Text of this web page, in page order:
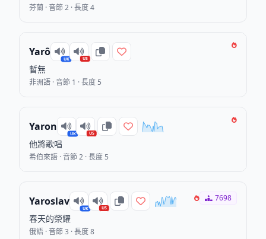
芬蘭 · 音節 2 · 長度 4
Yarô
UK US
暫無
非洲語 · 音節 1 · 長度 5
Yaron
UK US
他將歌唱
希伯來語 · 音節 2 · 長度 5
Yaroslav
UK US
春天的榮耀
俄語 · 音節 3 · 長度 8
7698